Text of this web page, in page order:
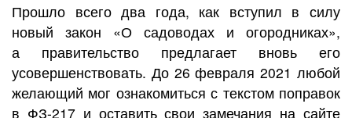
Прошло всего два года, как вступил в силу
новый закон «О садоводах и огородниках»,
а правительство предлагает вновь его
усовершенствовать. До 26 февраля 2021 любой
желающий мог ознакомиться с текстом поправок
в ФЗ-217 и оставить свои замечания на сайте